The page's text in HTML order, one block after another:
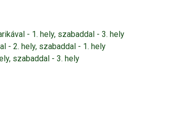
- 1. hely, szabaddal - 3. hely
- 2. hely, szabaddal - 1. hely
szabaddal - 3. hely